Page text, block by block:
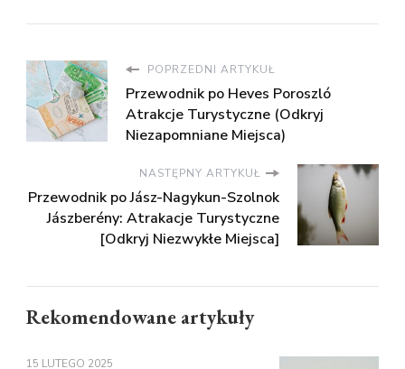
POPRZEDNI ARTYKUŁ
Przewodnik po Heves Poroszló
Atrakcje Turystyczne (Odkryj
Niezapomniane Miejsca)
NASTĘPNY ARTYKUŁ
Przewodnik po Jász-Nagykun-Szolnok
Jászberény: Atrakacje Turystyczne
[Odkryj Niezwykłe Miejsca]
Rekomendowane artykuły
15 LUTEGO 2025